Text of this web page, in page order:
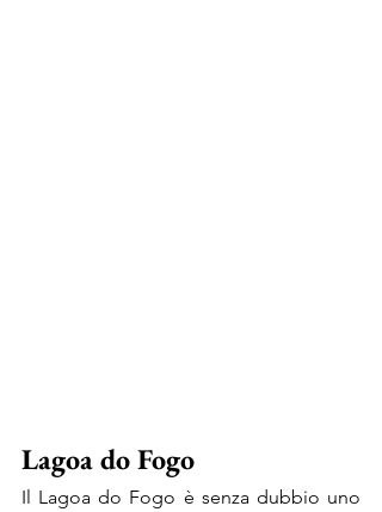
Lagoa do Fogo
Il Lagoa do Fogo è senza dubbio uno